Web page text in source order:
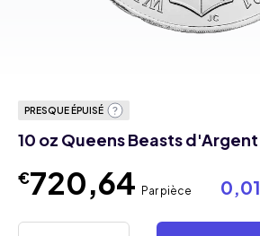
PRESQUE ÉPUISÉ
10 oz Queens Beasts d'Argent
€720,64 Par pièce